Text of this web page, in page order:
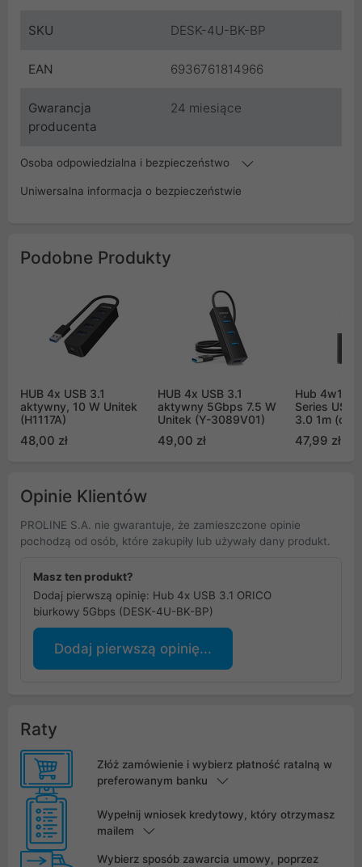
SKU DESK-4U-BK-BP
EAN 6936761814966
Gwarancja
producenta
24 miesiące
Osoba odpowiedzialna i bezpieczeństwo
Uniwersalna informacja o bezpieczeństwie
Podobne Produkty
HUB 4x USB 3.1
aktywny, 10 W Unitek
(H1117A)
48,00 zł
HUB 4x USB 3.1
aktywny 5Gbps 7.5 W
Unitek (Y-3089V01)
49,00 zł
Hub 4w1
Series USB
3.0 1m
47,99 zł
Opinie Klientów
PROLINE S.A. nie gwarantuje, że zamieszczone opinie
pochodzą od osób, które zakupiły lub używały dany produkt.
Masz ten produkt?
Dodaj pierwszą opinię: Hub 4x USB 3.1 ORICO
biurkowy 5Gbps (DESK-4U-BK-BP)
Dodaj pierwszą opinię...
Raty
Złóż zamówienie i wybierz płatność ratalną w
preferowanym banku
Wypełnij wniosek kredytowy, który otrzymasz
mailem
Wybierz sposób zawarcia umowy, poprzez